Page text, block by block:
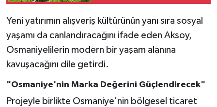
Yeni yatırımın alışveriş kültürünün yanı sıra sosyal
yaşamı da canlandıracağını ifade eden Aksoy,
Osmaniyelilerin modern bir yaşam alanına
kavuşacağını dile getirdi.
"Osmaniye'nin Marka Değerini Güçlendirecek"
Projeyle birlikte Osmaniye'nin bölgesel ticaret